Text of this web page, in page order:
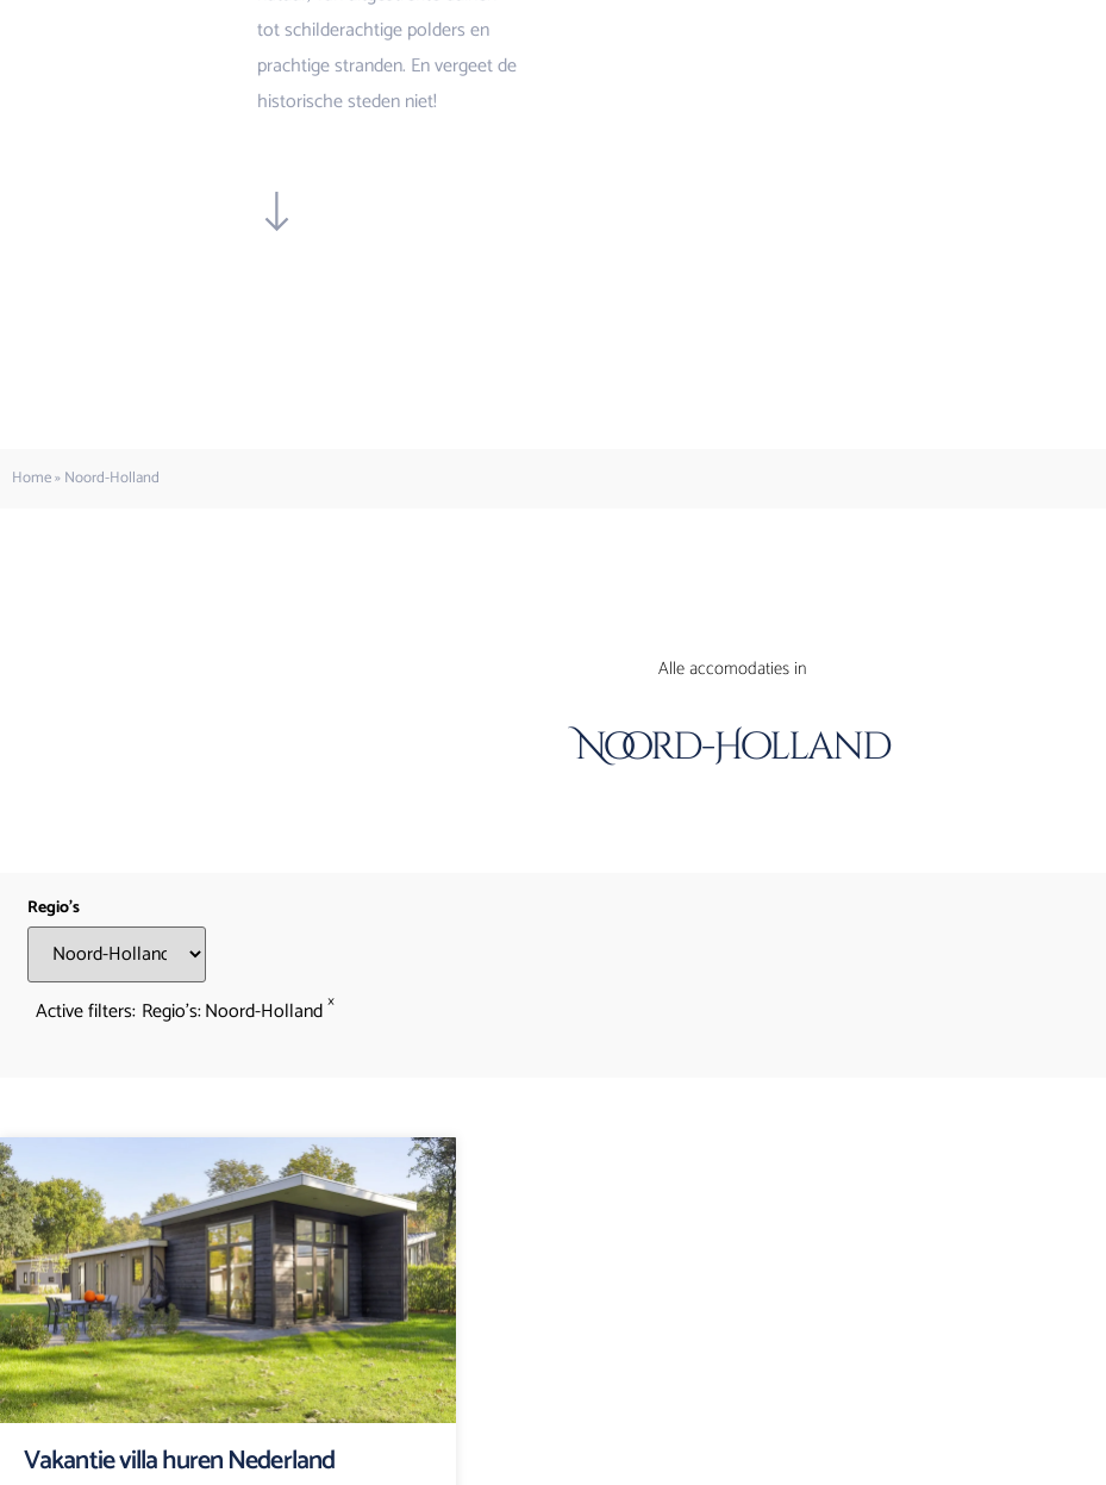
tot schilderachtige polders en
prachtige stranden. En vergeet de
historische steden niet!
Home»Noord-Holland
Alle accomodaties in
Noord-Holland
Regio's
Active filters: Regio's:Noord-Holland ×
Vakantie villa huren Nederland